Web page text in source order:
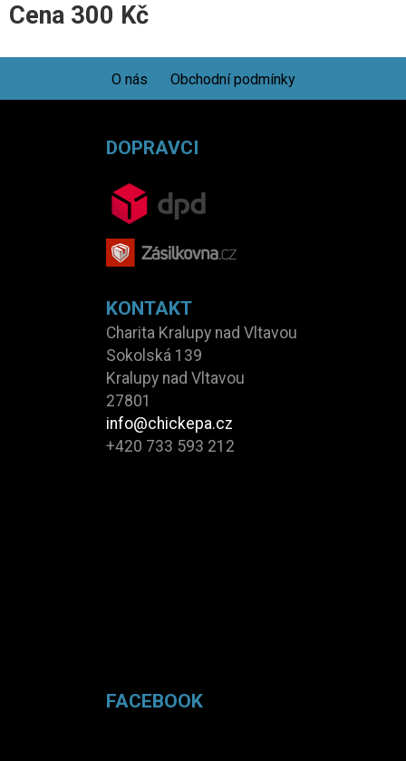
Cena 300 Kč
O nás Obchodní podmínky
DOPRAVCI
KONTAKT
Charita Kralupy nad Vltavou
Sokolská 139
Kralupy nad Vltavou
27801
info@chickepa.cz
+420 733 593 212
FACEBOOK